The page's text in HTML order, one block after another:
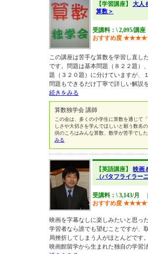
【学習講座】 大人
算数＞
受講料：\ 2,095/講座
おすすめ度 ★★★★
この講座は苦手な算数を学習し直し
です。問題は基本問題（８２２題）
題（３２０題）に分けていますが、
問題もできるだけ丁寧で詳しい解説
続きをみる
算数独学会 講師
この会は、多くの小学生に算数を通じて
しさや大切さを学んでほしいと願う数
供のころはみんな算数、数学が苦手でし
みる
【英語講座】 映画
（バタフライラー
受講料：\ 3,143/月
おすすめ度 ★★★★
映画を字幕なしに楽しみたいと思っ
学習者なら誰でも望むことですが、
局挫折してしまう人がほとんどで
映画館留学から生まれた独自の学習